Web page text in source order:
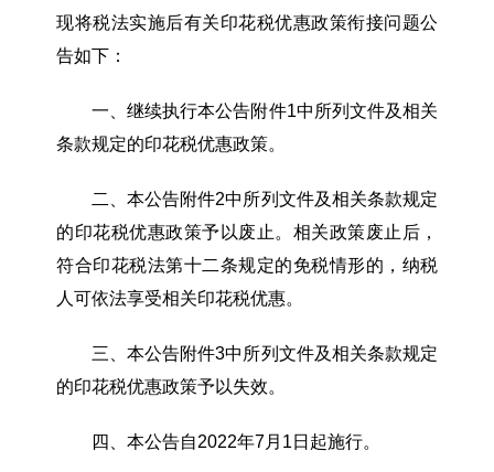
现将税法实施后有关印花税优惠政策衔接问题公
告如下：
一、继续执行本公告附件1中所列文件及相关
条款规定的印花税优惠政策。
二、本公告附件2中所列文件及相关条款规定
的印花税优惠政策予以废止。相关政策废止后，
符合印花税法第十二条规定的免税情形的，纳税
人可依法享受相关印花税优惠。
三、本公告附件3中所列文件及相关条款规定
的印花税优惠政策予以失效。
四、本公告自2022年7月1日起施行。